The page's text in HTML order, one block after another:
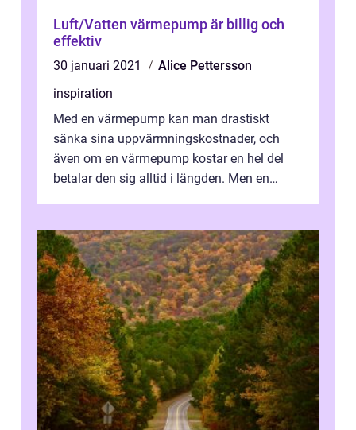
Luft/Vatten värmepump är billig och
effektiv
30 januari 2021
Alice Pettersson
inspiration
Med en värmepump kan man drastiskt
sänka sina uppvärmningskostnader, och
även om en värmepump kostar en hel del
betalar den sig alltid i längden. Men en